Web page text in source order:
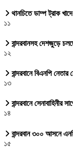
থানচিতে ডাম্প ট্রাক
১১
বান্দরবানসহ দেশজুড়ে
১২
বান্দরবানে বিএনপি
১৩
বান্দরবানে সেনাবাহিনীর
১৪
বান্দরবান ৩০০ আসনে
১৫